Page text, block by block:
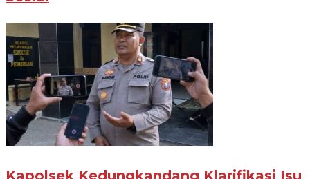
Kapolsek Kedungkandang Klarifikasi Isu